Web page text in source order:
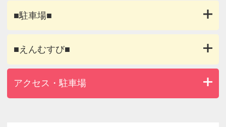
■駐車場■
■えんむすび■
アクセス・駐車場